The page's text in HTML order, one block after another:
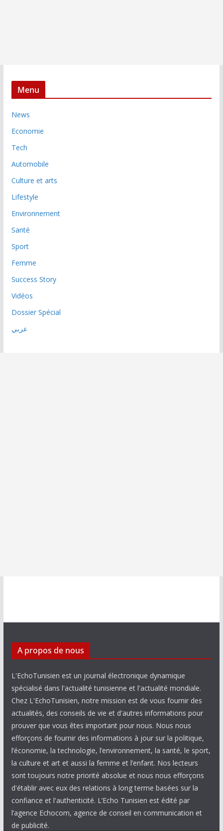
Menu
News
Economie
Tech
Automobile
Culture et arts
Lifestyle
Environnement
Santé
Sport
Femme
Success Story
Vidéos
Dossier Spécial
عربي
A propos de nous
L'EchoTunisien est un journal électronique dynamique
spécialisé dans l'actualité tunisienne et l'actualité mondiale.
Chez L'EchoTunisien, notre mission est de vous fournir des
actualités, des conseils de vie et d'autres informations pour
prouver que vous êtes important pour nous. Nous nous
efforçons de fournir des informations à jour sur la politique,
l’économie, la technologie, l’environnement, la santé, le sport,
la culture et art et aussi la femme et l’enfant. Nos lecteurs
sont toujours notre priorité absolue et nous nous efforçons
d'établir avec eux des relations à long terme basées sur la
confiance et l'authenticité. L’Echo Tunisien est édité par
l’agence Echocom, agence de conseil en communication et
de publicité.